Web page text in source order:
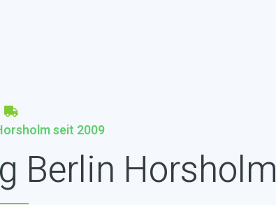
seit 2009
Berlin Horsholm